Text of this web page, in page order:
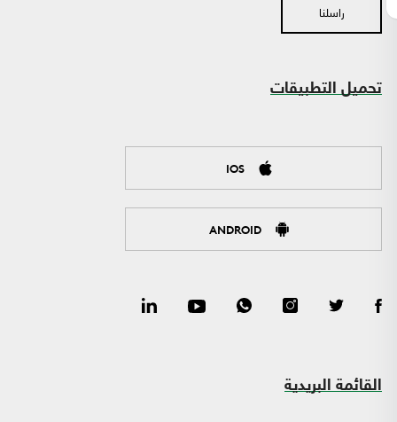
راسلنا
تحميل التطبيقات
IOS
ANDROID
القائمة البريدية